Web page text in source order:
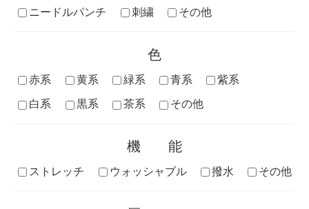
ニードルパンチ
刺繍 その他
色
赤系 黄系 緑系 青系
紫系
白系
黒系 茶系 その他
機能
ストレッチ ウォッシャブル 撥水 その他